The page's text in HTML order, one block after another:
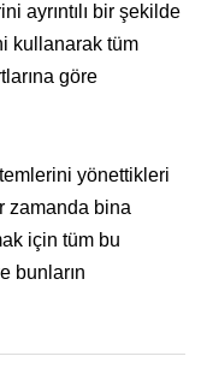
ayrıntılı bir şekilde
kullanarak tüm
göre
yönettikleri
zamanda bina
için tüm bu
bunların